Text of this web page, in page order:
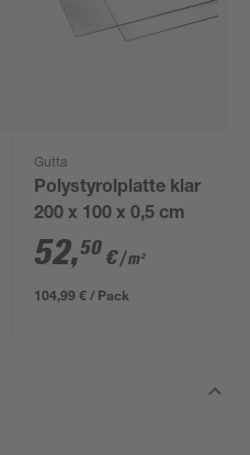
Gutta
Polystyrolplatte klar
200 x 100 x 0,5 cm
52,50 €/ m²
104,99 € / Pack